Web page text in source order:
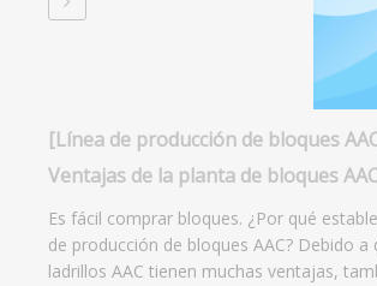
[Línea de producción de bloques
Ventajas de la planta de bloques AAC para
Es fácil comprar bloques. ¿Por qué
de producción de bloques AAC? Debido a
ladrillos AAC tienen muchas ventajas,